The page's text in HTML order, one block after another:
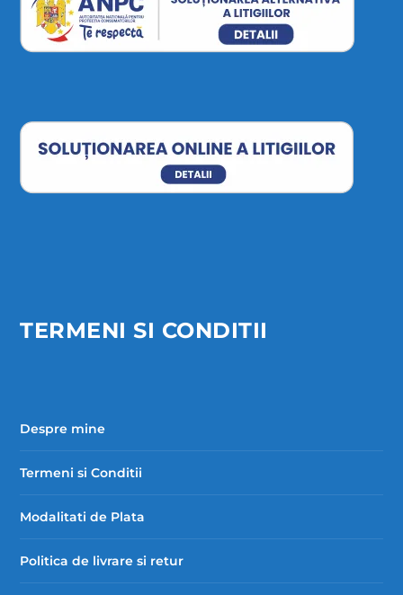
TERMENI SI CONDITII
Despre mine
Termeni si Conditii
Modalitati de Plata
Politica de livrare si retur